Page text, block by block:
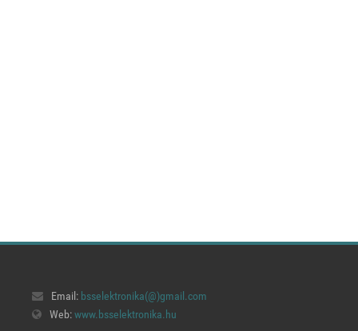
Email: bsselektronika(@)gmail.com
Web:www.bsselektronika.hu